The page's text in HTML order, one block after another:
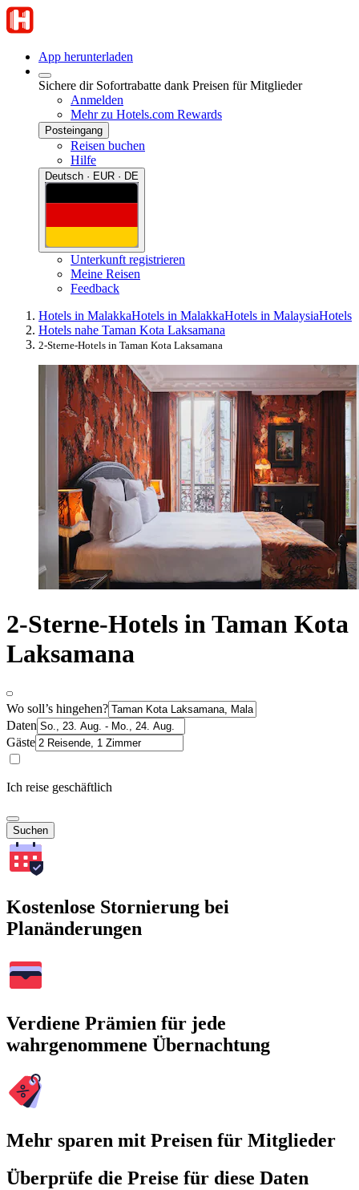
App herunterladen
Sichere dir Sofortrabatte dank Preisen für Mitglieder
Anmelden
Mehr zu Hotels.com Rewards
Posteingang
Reisen buchen
Hilfe
Deutsch · EUR · DE
Unterkunft registrieren
Meine Reisen
Feedback
Hotels in MalakkaHotels in MalakkaHotels in MalaysiaHotels
Hotels nahe Taman Kota Laksamana
2-Sterne-Hotels in Taman Kota Laksamana
2-Sterne-Hotels in Taman Kota
Laksamana
Wo soll’s hingehen?
Daten
Gäste
Ich reise geschäftlich
Suchen
Kostenlose Stornierung bei
Planänderungen
Verdiene Prämien für jede
wahrgenommene Übernachtung
Mehr sparen mit Preisen für Mitglieder
Überprüfe die Preise für diese Daten